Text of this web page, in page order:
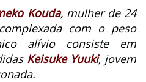
Kouda, mulher de 24
com o peso
alívio consiste em
Keisuke Yuuki, jovem